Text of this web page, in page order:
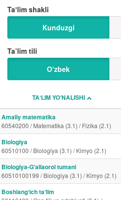
Taʼlim shakli
Kunduzgi
Ta’lim tili
O‘zbek
TAʼLIM YO‘NALISHI
Amaliy matematika
60540200 / Matematika (3.1) / Fizika (2.1)
Biologiya
60510100 / Biologiya (3.1) / Kimyo (2.1)
Biologiya-G'allaorol tumani
60510100199 / Biologiya (3.1) / Kimyo (2.1)
Boshlangʻich taʼlim